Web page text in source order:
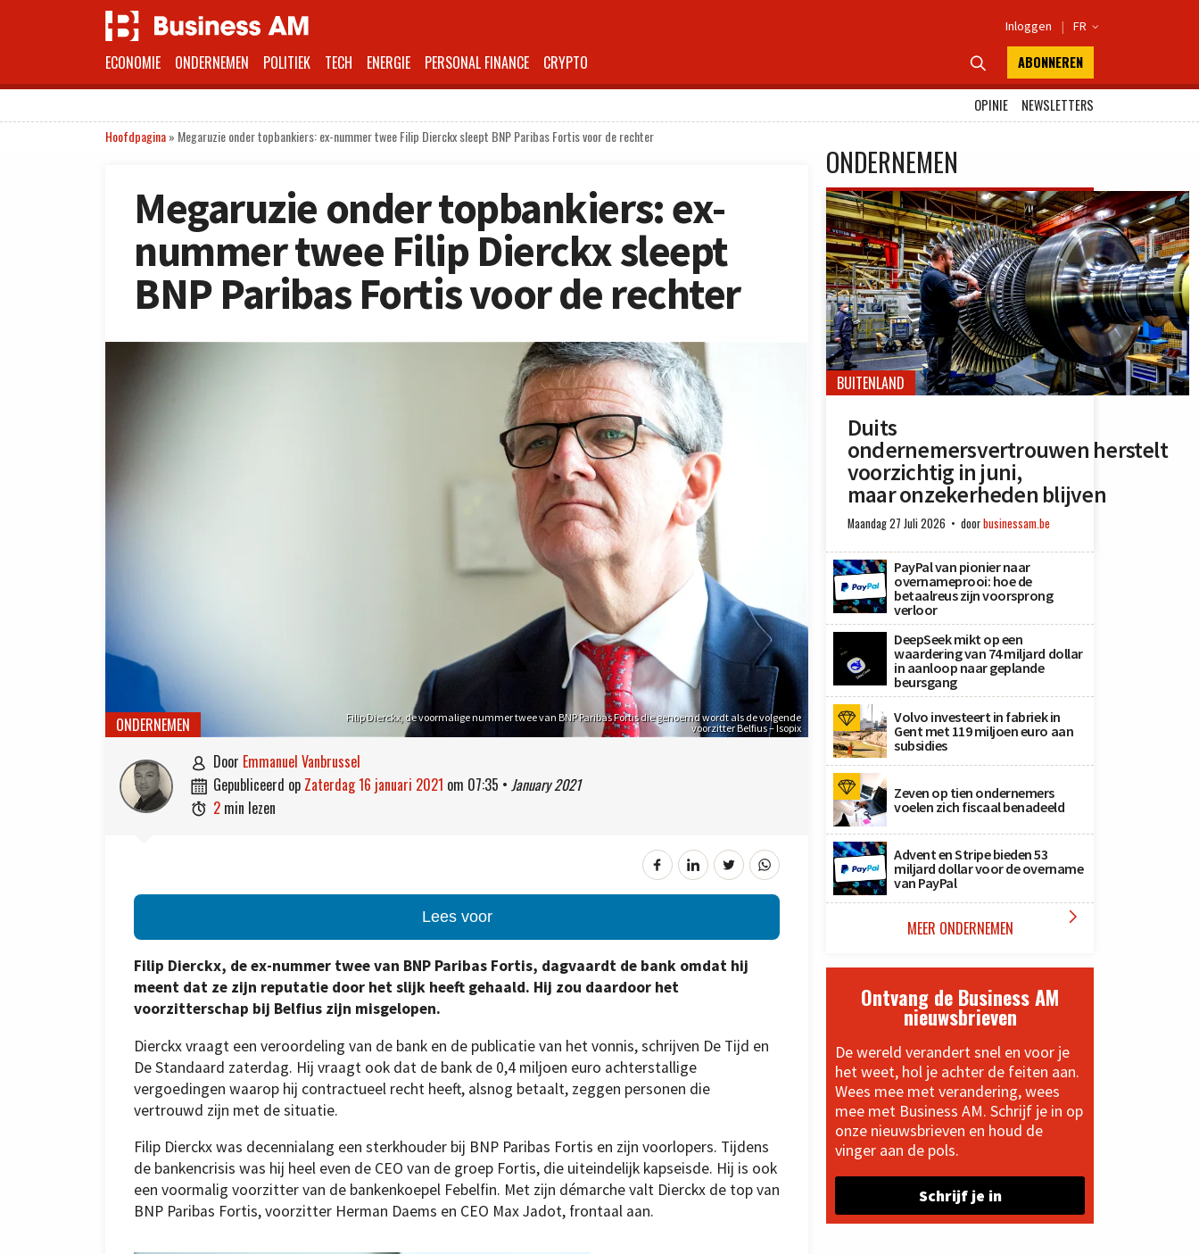
Inloggen | FR 
ECONOMIE ONDERNEMEN POLITIEK TECH ENERGIE PERSONAL FINANCE CRYPTO  ABONNEREN
OPINIE
NEWSLETTERS
Hoofdpagina» Megaruzie onder topbankiers: ex-nummer twee Filip Dierckx sleept BNP Paribas Fortis voor de rechter
Megaruzie onder topbankiers: ex-
nummer twee Filip Dierckx sleept
BNP Paribas Fortis voor de rechter
Filip Dierckx, de voormalige nummer twee van BNP Paribas Fortis die genoemd wordt als de volgende
voorzitter Belfius – Isopix
ONDERNEMEN
 door Emmanuel Vanbrussel
 gepubliceerd op zaterdag 16 januari 2021 om 07:35 • January 2021
 2 min lezen
Lees voor
Filip Dierckx, de ex-nummer twee van BNP Paribas Fortis, dagvaardt de bank omdat hij
meent dat ze zijn reputatie door het slijk heeft gehaald. Hij zou daardoor het
voorzitterschap bij Belfius zijn misgelopen.
Dierckx vraagt een veroordeling van de bank en de publicatie van het vonnis, schrijven De Tijd en
De Standaard zaterdag. Hij vraagt ook dat de bank de 0,4 miljoen euro achterstallige
vergoedingen waarop hij contrac­tueel recht heeft, alsnog ­betaalt, zeggen personen die
vertrouwd zijn met de situatie.
Filip Dierckx was decennialang een sterkhouder bij BNP Paribas Fortis en zijn voorlopers. Tijdens
de bankencrisis was hij heel even de CEO van de groep Fortis, die uiteindelijk kapseisde. Hij is ook
een voormalig voorzitter van de bankenkoepel Febelfin. Met zijn démarche valt Dierckx de top van
BNP Paribas Fortis, voorzitter Herman Daems en CEO Max Jadot, frontaal aan.
ONDERNEMEN
BUITENLAND
Duits
ondernemersvertrouwen herstelt
voorzichtig in juni,
maar onzekerheden blijven
Maandag 27 Juli 2026 doorbusinessam.be
PayPal van pionier naar
overnameprooi: hoe de
betaalreus zijn voorsprong
verloor
DeepSeek mikt op een
waardering van 74 miljard dollar
in aanloop naar geplande
beursgang
Volvo investeert in fabriek in
Gent met 119 miljoen euro aan
subsidies
Zeven op tien ondernemers
voelen zich fiscaal benadeeld
Advent en Stripe bieden 53
miljard dollar voor de overname
van PayPal
MEER ONDERNEMEN 
Ontvang de Business AM
nieuwsbrieven
De wereld verandert snel en voor je
het weet, hol je achter de feiten aan.
Wees mee met verandering, wees
mee met Business AM. Schrijf je in op
onze nieuwsbrieven en houd de
vinger aan de pols.
Schrijf je in